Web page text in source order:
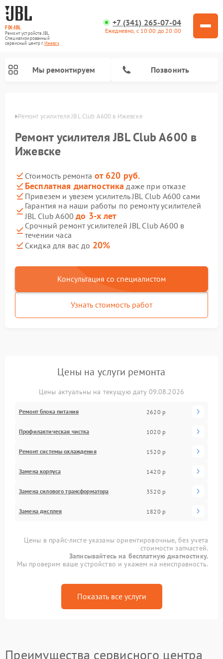
FIX-JBL
Ремонт устройств JBL
Специализированный
cервисный центр г.Ижевск
+7 (341) 265-07-04
Ежедневно, с 10:00 до 20:00
Мы ремонтируем Позвонить
Ремонт усилителя JBL Club A600 в Ижевске
Ремонт усилителя JBL Club A600 в
Ижевске
Стоимость ремонта от 620 руб.
Бесплатная диагностика даже при отказе
Привезем и увезем усилитель JBL Club A600 сами
Гарантия на наши работы по ремонту усилителей
JBL Club A600до 3-х лет
Срочный ремонт усилителей JBL Club A600 в
течении часа
Скидка для вас до 20%
Консультация со специалистом
Узнать стоимость работ
Цены на услуги ремонта
Цены актуальны на текущую дату 09.08.2026
Ремонт блока питания 2620 р
Профилактическая чистка 1020 р
Ремонт системы охлаждения 1520 р
Замена корпуса 1420 р
Замена силового трансформатора 3520 р
Замена дисплея 1820 р
Цены в прайс-листе указаны ориентировочные, без учета
стоимости запчастей.
Записывайтесь на бесплатную диагностику.
Мы проверим ваше устройство и укажем на неисправность.
Показать все услуги
Преимущества сервисного центра